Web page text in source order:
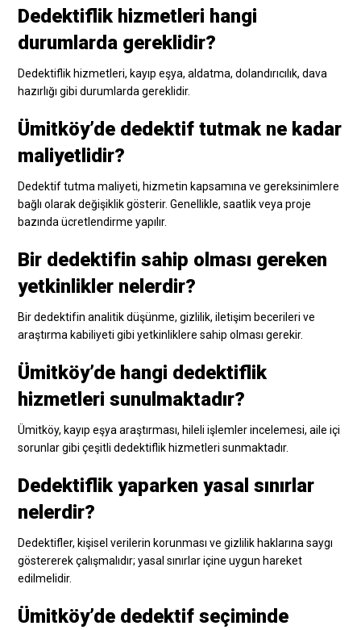
Dedektiflik hizmetleri hangi
durumlarda gereklidir?
Dedektiflik hizmetleri, kayıp eşya, aldatma, dolandırıcılık, dava
hazırlığı gibi durumlarda gereklidir.
Ümitköy’de dedektif tutmak ne kadar
maliyetlidir?
Dedektif tutma maliyeti, hizmetin kapsamına ve gereksinimlere
bağlı olarak değişiklik gösterir. Genellikle, saatlik veya proje
bazında ücretlendirme yapılır.
Bir dedektifin sahip olması gereken
yetkinlikler nelerdir?
Bir dedektifin analitik düşünme, gizlilik, iletişim becerileri ve
araştırma kabiliyeti gibi yetkinliklere sahip olması gerekir.
Ümitköy’de hangi dedektiflik
hizmetleri sunulmaktadır?
Ümitköy, kayıp eşya araştırması, hileli işlemler incelemesi, aile içi
sorunlar gibi çeşitli dedektiflik hizmetleri sunmaktadır.
Dedektiflik yaparken yasal sınırlar
nelerdir?
Dedektifler, kişisel verilerin korunması ve gizlilik haklarına saygı
göstererek çalışmalıdır; yasal sınırlar içine uygun hareket
edilmelidir.
Ümitköy’de dedektif seçiminde